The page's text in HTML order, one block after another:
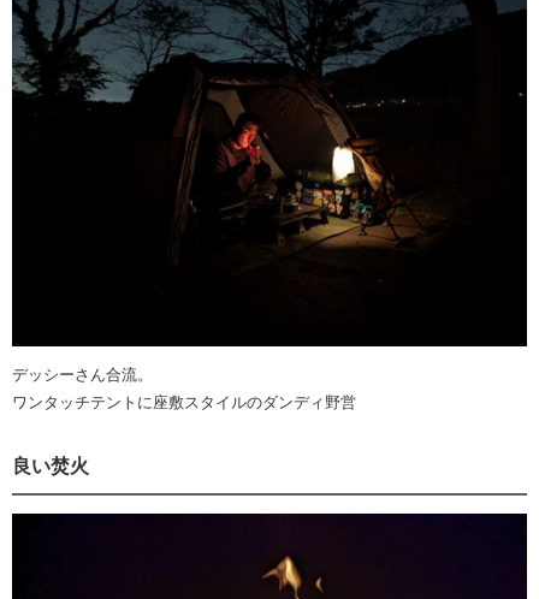
デッシーさん合流。
ワンタッチテントに座敷スタイルのダンディ野営
良い焚火